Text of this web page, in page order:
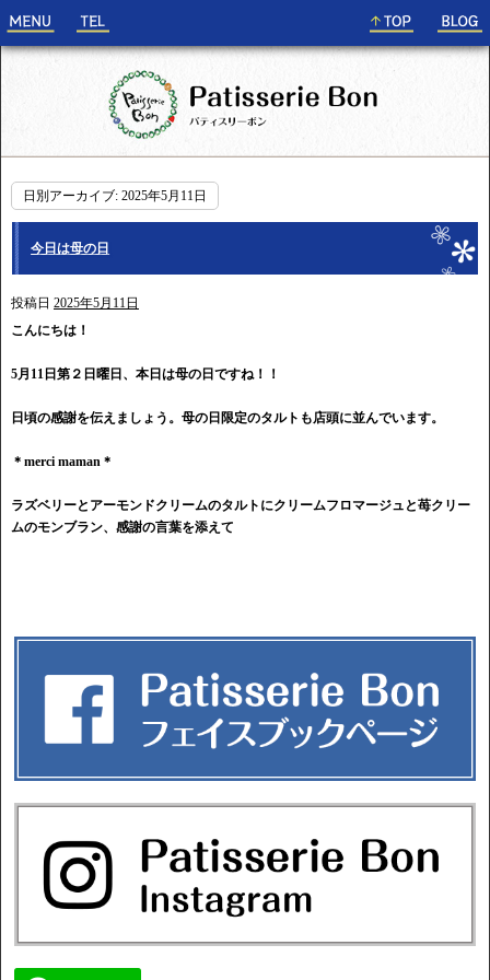
日別アーカイブ: 2025年5月11日
今日は母の日
投稿日 2025年5月11日
こんにちは！
5月11日第２日曜日、本日は母の日ですね！！
日頃の感謝を伝えましょう。母の日限定のタルトも店頭に並んでいます。
＊merci maman＊
ラズベリーとアーモンドクリームのタルトにクリームフロマージュと苺クリー
ムのモンブラン、感謝の言葉を添えて